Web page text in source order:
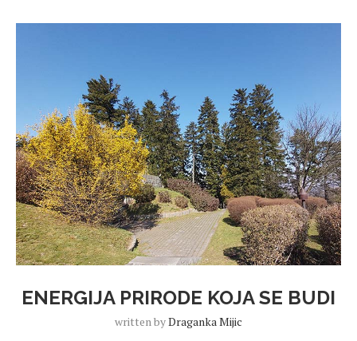
ENERGIJA PRIRODE KOJA SE BUDI
written byDraganka Mijic